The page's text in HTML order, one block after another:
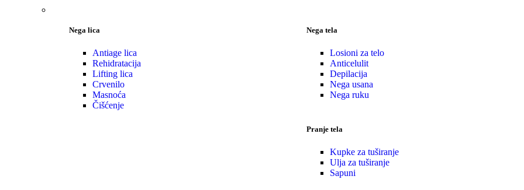
Nega lica
Antiage lica
Rehidratacija
Lifting lica
Crvenilo
Masnoća
Čišćenje
Nega tela
Losioni za telo
Anticelulit
Depilacija
Nega usana
Nega ruku
Pranje tela
Kupke za tuširanje
Ulja za tuširanje
Sapuni